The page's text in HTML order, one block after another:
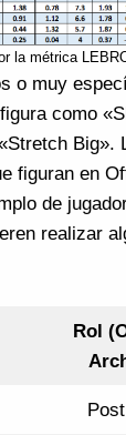
la métrica
o muy
como
Big».
figuran en
de
realizar
Rol